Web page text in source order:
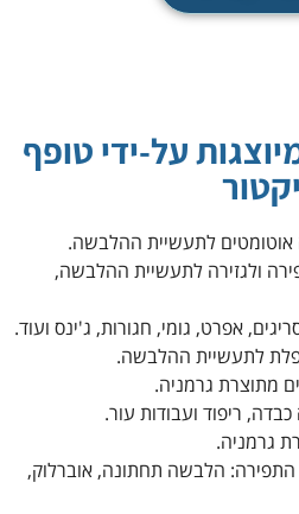
על-ידי טופף
אוטומטים לתעשיית ההלבשה.
ולגזירה לתעשיית ההלבשה,
אפרט, גומי, חגורות, ג'ינס ועוד.
לתעשיית ההלבשה.
מתוצרת גרמניה.
ריפוד ועבודות עור.
גרמניה.
התפירה: הלבשה תחתונה, אוברלוק,